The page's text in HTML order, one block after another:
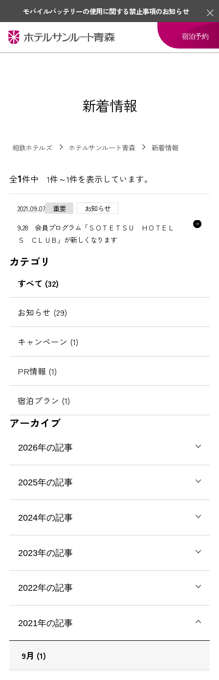
モバイルバッテリーの使用に関する禁止事項のお知らせ
宿泊予約
新着情報
相鉄ホテルズ ホテルサンルート青森 新着情報
全1件中 1件～1件を表示しています。
2021.09.07 重要
お知らせ
9.28 会員プログラム「ＳＯＴＥＴＳＵ ＨＯＴＥＬ
Ｓ ＣＬＵＢ」が新しくなります
カテゴリ
すべて (32)
お知らせ (29)
キャンペーン (1)
PR情報 (1)
宿泊プラン (1)
アーカイブ
2026年の記事
2025年の記事
2024年の記事
2023年の記事
2022年の記事
2021年の記事
9月 (1)